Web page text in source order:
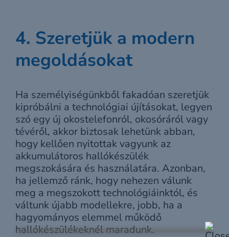
4. Szeretjük a modern
megoldásokat
Ha személyiségünkből fakadóan szeretjük
kipróbálni a technológiai újításokat, legyen
szó egy új okostelefonról, okosóráról vagy
tévéről, akkor biztosak lehetünk abban,
hogy kellően nyitottak vagyunk az
akkumulátoros hallókészülék
megszokására és használatára. Azonban,
ha jellemző ránk, hogy nehezen válunk
meg a megszokott technológiáinktól, és
váltunk újabb modellekre, jobb, ha a
hagyományos elemmel működő
hallókészülékeknél maradunk.